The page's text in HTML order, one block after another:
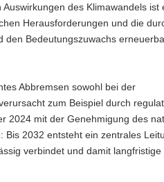
des Klimawandels ist
Herausforderungen und die
Bedeutungszuwachs
Abbremsen sowohl bei der
zum Beispiel durch
2024 mit der Genehmigung des
2032 entsteht ein zentrales
verbindet und damit langfristige